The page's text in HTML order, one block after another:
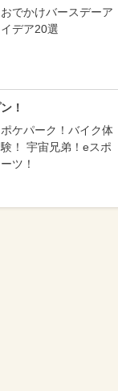
おでかけバースデーア
イデア20選
！
ポケパーク！バイク体
験！ 宇宙兄弟！eスポ
ーツ！